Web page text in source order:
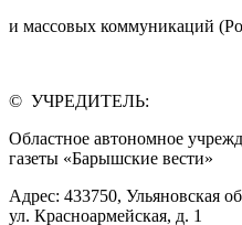
и массовых коммуникаций
© УЧРЕДИТЕЛЬ:
Областное автономное
газеты «Барышские вести»
Адрес: 433750, Ульяновская
ул. Красноармейская, д. 1